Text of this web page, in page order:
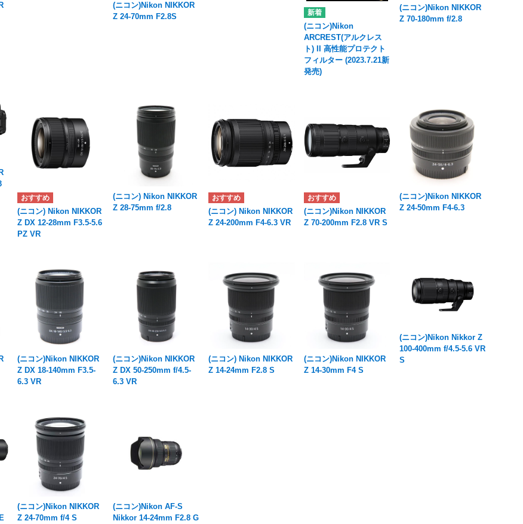
(ニコン)Nikon NIKKOR
Z 24-70mm F2.8S
(ニコン)Nikon
ARCREST(アルクレス
ト) II 高性能プロテクト
フィルター (2023.7.21新
発売)
(ニコン)Nikon NIKKOR
Z 70-180mm f/2.8
(ニコン) Nikon NIKKOR
Z DX 12-28mm F3.5-5.6
PZ VR
(ニコン) Nikon NIKKOR
Z 28-75mm f/2.8
(ニコン) Nikon NIKKOR
Z 24-200mm F4-6.3 VR
(ニコン)Nikon NIKKOR
Z 70-200mm F2.8 VR S
(ニコン)Nikon NIKKOR
Z 24-50mm F4-6.3
(ニコン)Nikon NIKKOR
Z DX 18-140mm F3.5-
6.3 VR
(ニコン)Nikon NIKKOR
Z DX 50-250mm f/4.5-
6.3 VR
(ニコン) Nikon NIKKOR
Z 14-24mm F2.8 S
(ニコン)Nikon NIKKOR
Z 14-30mm F4 S
(ニコン)Nikon Nikkor Z
100-400mm f/4.5-5.6 VR
S
(ニコン)Nikon NIKKOR
Z 24-70mm f/4 S
(ニコン)Nikon AF-S
Nikkor 14-24mm F2.8 G